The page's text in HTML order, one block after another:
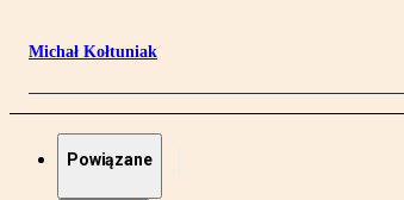
Michał Kołtuniak
Powiązane